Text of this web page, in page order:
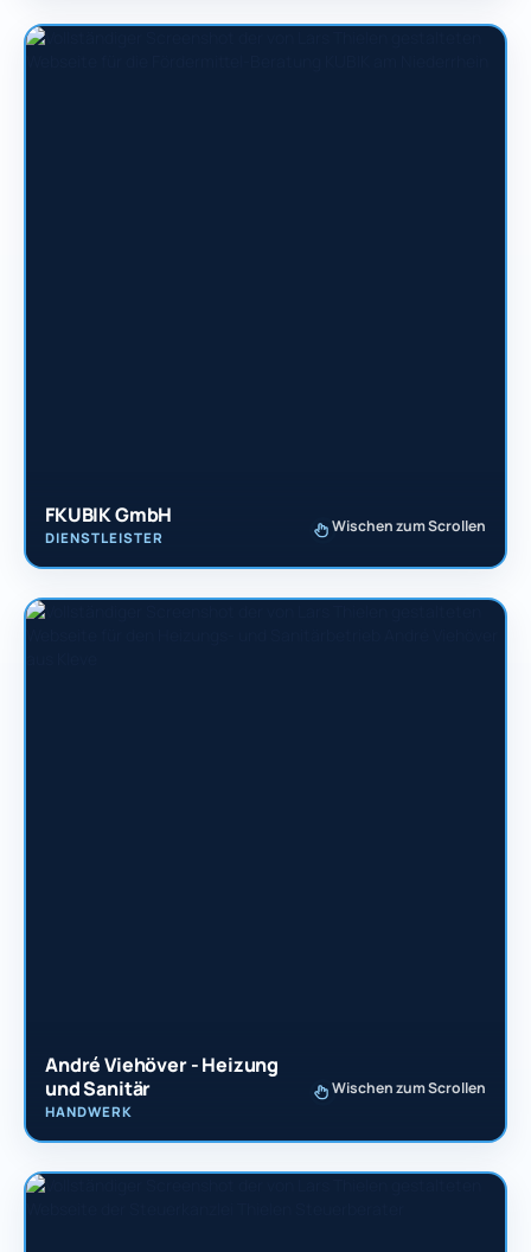
FKUBIK GmbH
DIENSTLEISTER
Wischen zum Scrollen
André Viehöver - Heizung
und Sanitär
HANDWERK
Wischen zum Scrollen